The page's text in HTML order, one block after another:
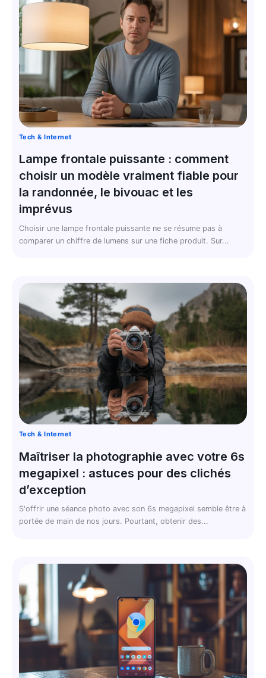
Tech & Internet
Lampe frontale puissante : comment
choisir un modèle vraiment fiable pour
la randonnée, le bivouac et les
imprévus
Choisir une lampe frontale puissante ne se résume pas à
comparer un chiffre de lumens sur une fiche produit. Sur...
Tech & Internet
Maîtriser la photographie avec votre 6s
megapixel : astuces pour des clichés
d’exception
S'offrir une séance photo avec son 6s megapixel semble être à
portée de main de nos jours. Pourtant, obtenir des...